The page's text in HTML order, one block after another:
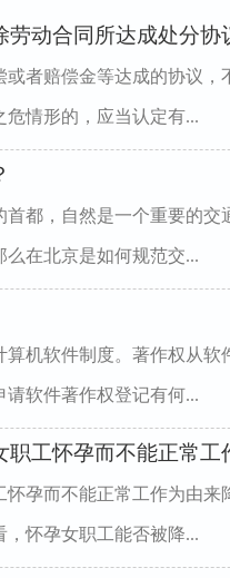
动合同所达成处分协
者赔偿金等达成的协议，
情形的，应当认定有...
都，自然是一个重要的交
在北京是如何规范交...
机软件制度。著作权从软
软件著作权登记有何...
工怀孕而不能正常工
孕而不能正常工作为由来
怀孕女职工能否被降...